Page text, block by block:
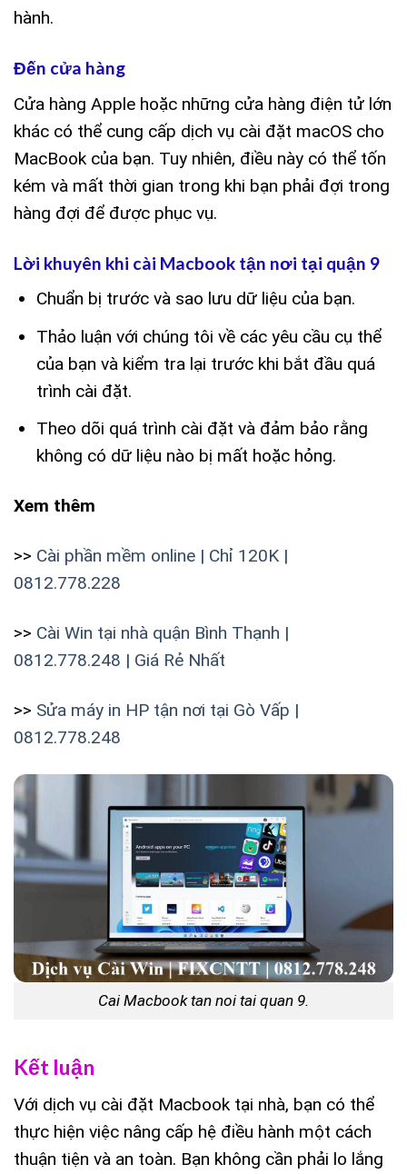
hành.
Đến cửa hàng
Cửa hàng Apple hoặc những cửa hàng điện tử lớn
khác có thể cung cấp dịch vụ cài đặt macOS cho
MacBook của bạn. Tuy nhiên, điều này có thể tốn
kém và mất thời gian trong khi bạn phải đợi trong
hàng đợi để được phục vụ.
Lời khuyên khi cài Macbook tận nơi tại quận 9
Chuẩn bị trước và sao lưu dữ liệu của bạn.
Thảo luận với chúng tôi về các yêu cầu cụ thể
của bạn và kiểm tra lại trước khi bắt đầu quá
trình cài đặt.
Theo dõi quá trình cài đặt và đảm bảo rằng
không có dữ liệu nào bị mất hoặc hỏng.
Xem thêm
>> Cài phần mềm online | Chỉ 120K |
0812.778.228
>> Cài Win tại nhà quận Bình Thạnh |
0812.778.248 | Giá Rẻ Nhất
>> Sửa máy in HP tận nơi tại Gò Vấp |
0812.778.248
Cai Macbook tan noi tai quan 9.
Kết luận
Với dịch vụ cài đặt Macbook tại nhà, bạn có thể
thực hiện việc nâng cấp hệ điều hành một cách
thuận tiện và an toàn. Bạn không cần phải lo lắng